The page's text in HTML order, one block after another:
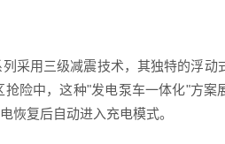
采用三级减震技术，其独特的浮动
险中，这种"发电泵车一体化"方案
恢复后自动进入充电模式。